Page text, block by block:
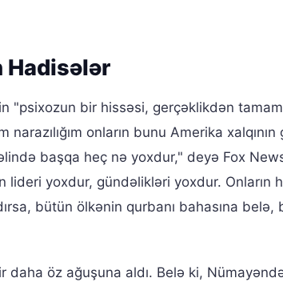
Hadisələr
"psixozun bir hissəsi, gerçəklikdən
onların bunu Amerika
başqa heç nə yoxdur," deyə Fox
yoxdur, gündəlikləri yoxdur. Onların
bütün ölkənin qurbanı bahasına belə,
öz ağuşuna aldı. Belə ki,